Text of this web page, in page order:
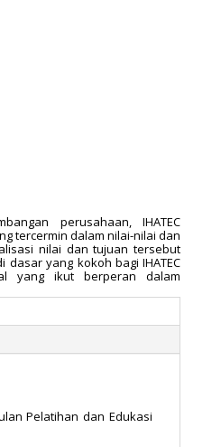
perusahaan, IHATEC
tercermin dalam nilai-nilai dan
nilai dan tujuan tersebut
yang kokoh bagi IHATEC
yang ikut berperan dalam
Pelatihan dan Edukasi